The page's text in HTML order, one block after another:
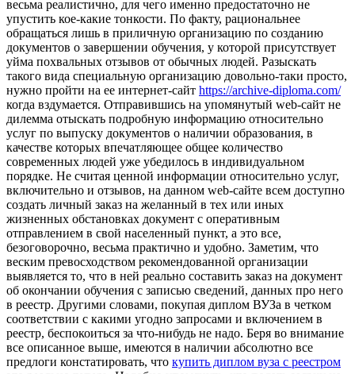
весьма реалистично, для чего именно предостаточно не
упустить кое-какие тонкости. По факту, рациональнее
обращаться лишь в приличную организацию по созданию
документов о завершении обучения, у которой присутствует
уйма похвальных отзывов от обычных людей. Разыскать
такого вида специальную организацию довольно-таки просто,
нужно пройти на ее интернет-сайт https://archive-diploma.com/
когда вздумается. Отправившись на упомянутый web-сайт не
дилемма отыскать подробную информацию относительно
услуг по выпуску документов о наличии образования, в
качестве которых впечатляющее общее количество
современных людей уже убедилось в индивидуальном
порядке. Не считая ценной информации относительно услуг,
включительно и отзывов, на данном web-сайте всем доступно
создать личный заказ на желанный в тех или иных
жизненных обстановках документ с оперативным
отправлением в свой населенный пункт, а это все,
безоговорочно, весьма практично и удобно. Заметим, что
веским превосходством рекомендованной организации
выявляется то, что в ней реально составить заказ на документ
об окончании обучения с записью сведений, данных про него
в реестр. Другими словами, покупая диплом ВУЗа в четком
соответствии с какими угодно запросами и включением в
реестр, беспокоиться за что-нибудь не надо. Беря во внимание
все описанное выше, имеются в наличии абсолютно все
предлоги констатировать, что купить диплом вуза с реестром